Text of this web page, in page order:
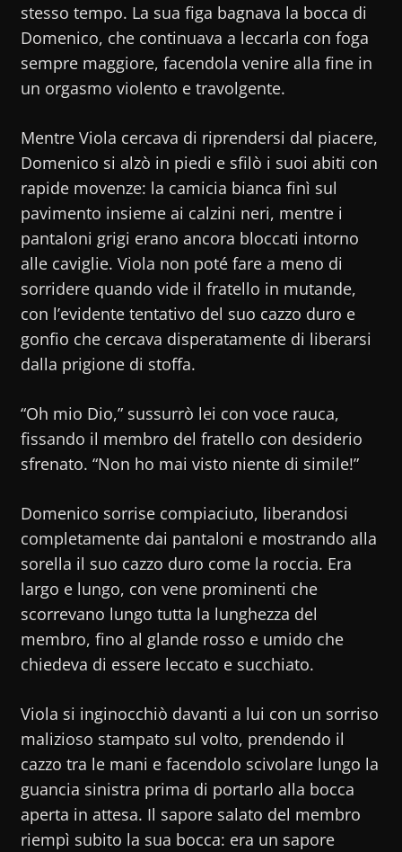
stesso tempo. La sua figa bagnava la bocca di
Domenico, che continuava a leccarla con foga
sempre maggiore, facendola venire alla fine in
un orgasmo violento e travolgente.
Mentre Viola cercava di riprendersi dal piacere,
Domenico si alzò in piedi e sfilò i suoi abiti con
rapide movenze: la camicia bianca finì sul
pavimento insieme ai calzini neri, mentre i
pantaloni grigi erano ancora bloccati intorno
alle caviglie. Viola non poté fare a meno di
sorridere quando vide il fratello in mutande,
con l’evidente tentativo del suo cazzo duro e
gonfio che cercava disperatamente di liberarsi
dalla prigione di stoffa.
“Oh mio Dio,” sussurrò lei con voce rauca,
fissando il membro del fratello con desiderio
sfrenato. “Non ho mai visto niente di simile!”
Domenico sorrise compiaciuto, liberandosi
completamente dai pantaloni e mostrando alla
sorella il suo cazzo duro come la roccia. Era
largo e lungo, con vene prominenti che
scorrevano lungo tutta la lunghezza del
membro, fino al glande rosso e umido che
chiedeva di essere leccato e succhiato.
Viola si inginocchiò davanti a lui con un sorriso
malizioso stampato sul volto, prendendo il
cazzo tra le mani e facendolo scivolare lungo la
guancia sinistra prima di portarlo alla bocca
aperta in attesa. Il sapore salato del membro
riempì subito la sua bocca: era un sapore